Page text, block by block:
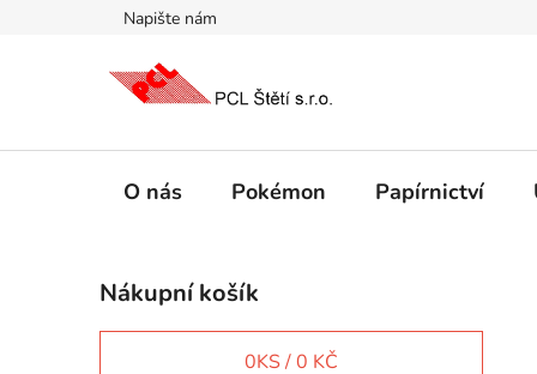
Napište nám
O nás Pokémon Papírnictví
o
s
Nákupní košík
0KS /0 KČ